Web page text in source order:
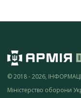
© 2018 - 2026,
Міністерство оборони